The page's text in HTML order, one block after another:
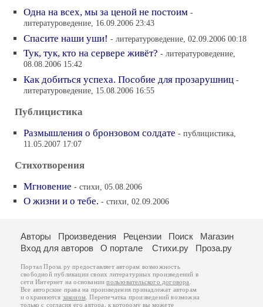
Одна на всех, мы за ценой не постоим -
литературоведение, 16.09.2006 23:43
Спасите наши уши! - литературоведение, 02.09.2006 00:18
Тук, тук, кто на сервере живёт? - литературоведение,
08.08.2006 15:42
Как добиться успеха. Пособие для прозарушниц -
литературоведение, 15.08.2006 16:55
Публицистика
Размышления о бронзовом солдате - публицистика,
11.05.2007 17:07
Стихотворения
Мгновение - стихи, 05.08.2006
О жизни и о тебе. - стихи, 02.09.2006
Авторы Произведения Рецензии Поиск
Магазин
Вход для авторов
О портале Стихи.ру Проза.ру
Портал Проза.ру предоставляет авторам возможность
свободной публикации своих литературных произведений в
сети Интернет на основаниипользовательского договора
Все авторские права на произведения принадлежат авторам
и охраняются законом . Перепечатка произведений возможна
только с согласия его автора, к которому вы можете